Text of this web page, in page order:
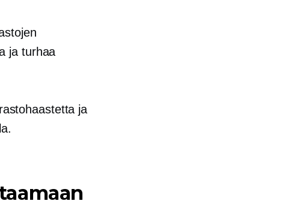
ja turhaa
ja